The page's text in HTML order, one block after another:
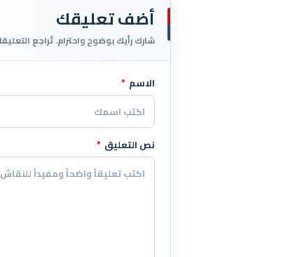
أضف تعليقك
شارك رأيك بوضوح واحترام. تُراجع
اترك هذا الحقل فارغاً
الاسم *
نص التعليق *